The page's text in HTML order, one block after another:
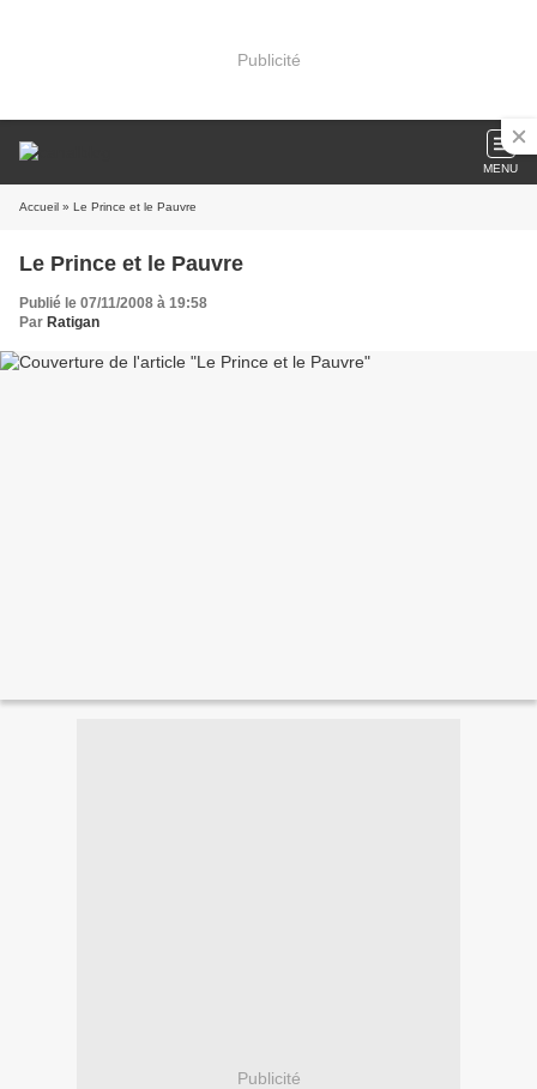
Publicité
MENU
Accueil » Le Prince et le Pauvre
Le Prince et le Pauvre
Publié le 07/11/2008 à 19:58
Par Ratigan
Publicité